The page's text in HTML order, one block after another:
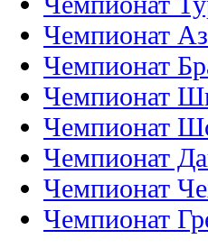
Чемпионат
Чемпионат
Чемпионат
Чемпионат
Чемпионат
Чемпионат
Чемпионат